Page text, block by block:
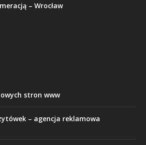
– Wrocław
stron www
– agencja reklamowa